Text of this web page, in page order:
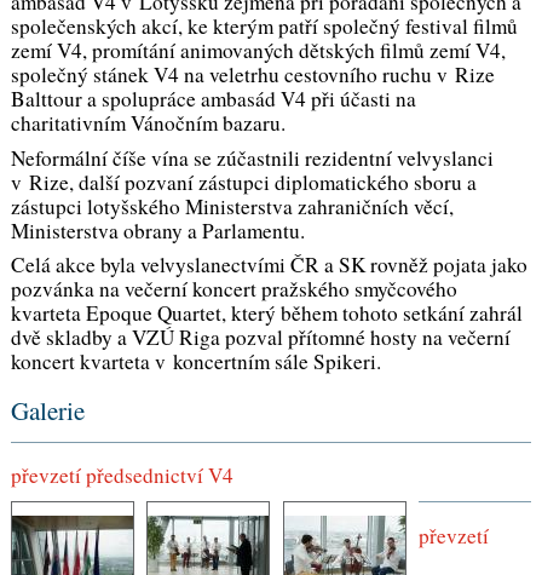
společenských akcí, ke kterým patří společný festival filmů
zemí V4, promítání animovaných dětských filmů zemí V4,
společný stánek V4 na veletrhu cestovního ruchu v Rize
Balttour a spolupráce ambasád V4 při účasti na
charitativním Vánočním bazaru.
Neformální číše vína se zúčastnili rezidentní velvyslanci
v Rize, další pozvaní zástupci diplomatického sboru a
zástupci lotyšského Ministerstva zahraničních věcí,
Ministerstva obrany a Parlamentu.
Celá akce byla velvyslanectvími ČR a SK rovněž pojata jako
pozvánka na večerní koncert pražského smyčcového
kvartetaEpoque Quartet,který během tohoto setkání zahrál
dvě skladby a VZÚ Riga pozval přítomné hosty na večerní
koncert kvarteta v koncertním sále Spikeri.
Galerie
převzetí předsednictví V4
převzetí